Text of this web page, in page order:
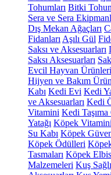
Tohumları Bitki
Sera ve Sera
Dış Mekan Ağaçları
Fidanları Aşılı Gül
Saksı ve Aksesuarları
Saksı Aksesuarları
Evcil Hayvan Ürünleri
Hijyen ve Bakım
Kabı Kedi Evi Kedi
ve Aksesuarları Kedi
Vitamini Kedi Taşıma
Yatağı Köpek Vitamini
Su Kabı Köpek
Köpek Ödülleri
Tasmaları Köpek
Malzemeleri Kuş